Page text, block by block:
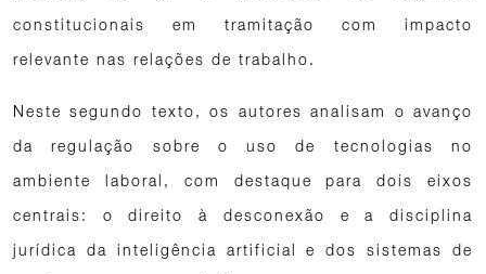
constitucionais em tramitação com impacto
relevante nas relações de trabalho.
Neste segundo texto, os autores analisam o avanço
da regulação sobre o uso de tecnologias no
ambiente laboral, com destaque para dois eixos
centrais: o direito à desconexão e a disciplina
jurídica da inteligência artificial e dos sistemas de